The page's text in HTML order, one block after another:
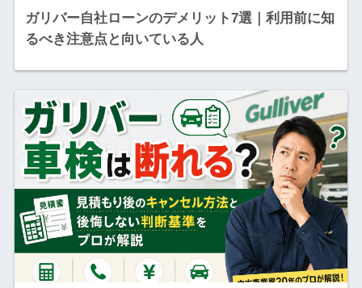
ガリバー自社ローンのデメリット7選｜利用前に知
るべき注意点と向いている人